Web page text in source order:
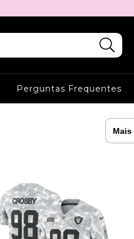
Perguntas Frequentes